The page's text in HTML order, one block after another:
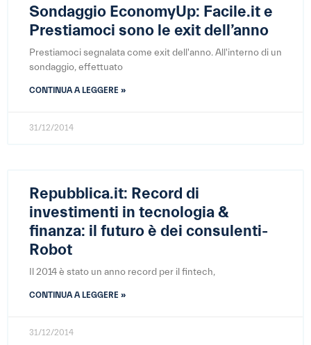
Sondaggio EconomyUp: Facile.it e
Prestiamoci sono le exit dell’anno
Prestiamoci segnalata come exit dell'anno. All'interno di un
sondaggio, effettuato
CONTINUA A LEGGERE »
31/12/2014
Repubblica.it: Record di
investimenti in tecnologia &
finanza: il futuro è dei consulenti-
Robot
Il 2014 è stato un anno record per il fintech,
CONTINUA A LEGGERE »
31/12/2014